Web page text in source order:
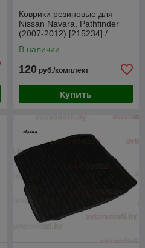
Коврики резиновые для
Nissan Navara, Pathfinder
(2007-2012) [215234] /
Zubří)
В наличии
120 руб./комплект
Купить